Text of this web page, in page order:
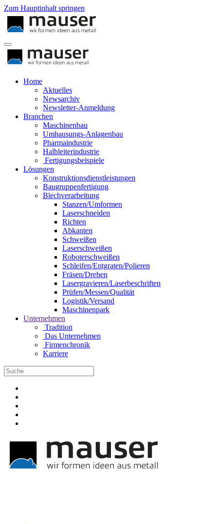
Zum Hauptinhalt springen
Home
Aktuelles
Newsarchiv
Newsletter-Anmeldung
Branchen
Maschinenbau
Umhausungs-Anlagenbau
Pharmaindustrie
Halbleiterindustrie
Fertigungsbeispiele
Lösungen
Konstruktionsdienstleistungen
Baugruppenfertigung
Blechverarbeitung
Stanzen/Umformen
Laserschneiden
Richten
Abkanten
Schweißen
Laserschweißen
Roboterschweißen
Schleifen/Entgraten/Polieren
Fräsen/Drehen
Lasergravieren/Laserbeschriften
Prüfen/Messen/Qualität
Logistik/Versand
Maschinenpark
Unternehmen
Tradition
Das Unternehmen
Firmenchronik
Karriere